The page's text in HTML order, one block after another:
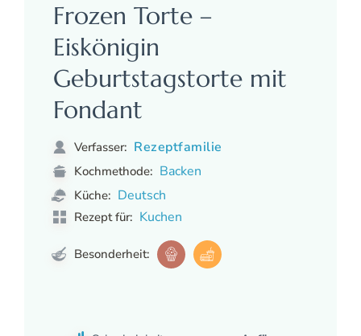
Frozen Torte –
Eiskönigin
Geburtstagstorte mit
Fondant
Verfasser: Rezeptfamilie
Kochmethode: Backen
Küche: Deutsch
Rezept für: Kuchen
Besonderheit: